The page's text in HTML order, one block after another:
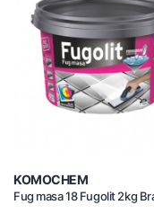
KOMOCHEM
Fug masa 18 Fugolit 2kg